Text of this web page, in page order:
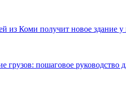
из Коми получит новое здание
грузов: пошаговое руководство